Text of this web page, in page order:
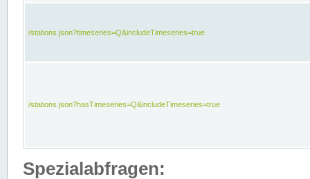
/stations.json?timeseries=Q&includeTimeseries=true
/stations.json?hasTimeseries=Q&includeTimeseries=true
Spezialabfragen: